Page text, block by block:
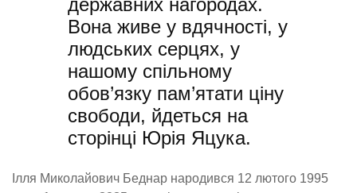
Вона живе у вдячності, у
людських серцях, у
нашому спільному
обов’язку пам’ятати ціну
свободи, йдеться на
сторінці Юрія Яцука.
Ілля Миколайович Беднар народився 12 лютого 1995